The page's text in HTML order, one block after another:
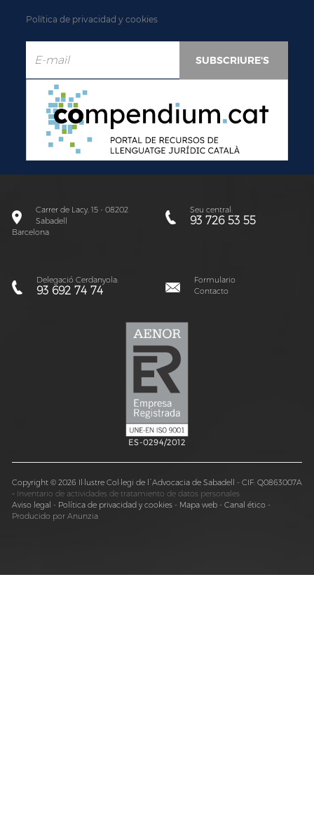
Política de privacidad y cookies
Carrer de Lacy, 15 - 08202
Sabadell
Barcelona
Seu central:
93 726 53 55
Delegació Cerdanyola:
93 692 74 74
Formulario
Contacto
ES-0294/2012
Copyright © 2026 Il·lustre Col·legi de l´Advocacia de Sabadell - CIF: Q0863007A
- Inventario de actividades de tratamiento de datos personales
Aviso legal - Política de privacidad y cookies - Mapa web - Canal ético -
Producido por Anunzia